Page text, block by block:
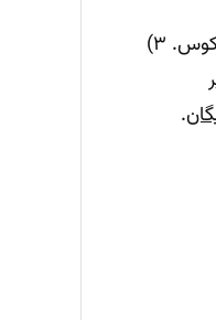
۱) EXIF: سرعت شاتر/ISO/دیافراگم را بررسی کنید. ۲) کشیدگی جهت‌دار = حرکت؛ نرمی یکنواخت = فوکوس. ۳)
.